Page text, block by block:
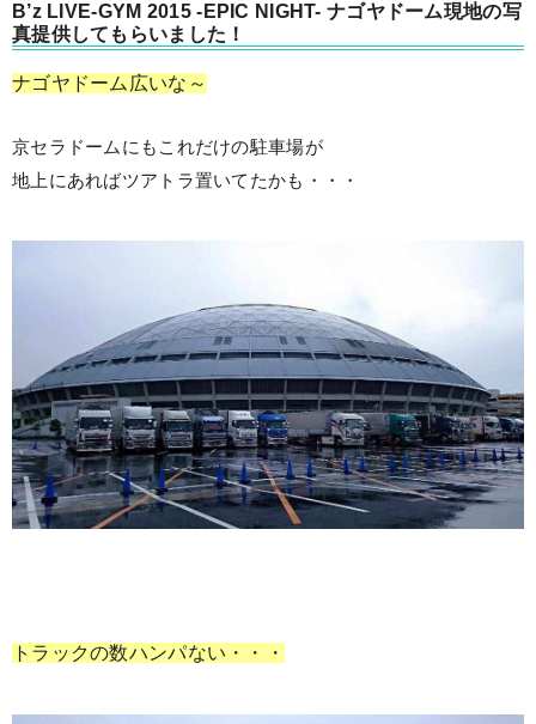
B’z LIVE-GYM 2015 -EPIC NIGHT- ナゴヤドーム現地の写
真提供してもらいました！
ナゴヤドーム広いな～
京セラドームにもこれだけの駐車場が
地上にあればツアトラ置いてたかも・・・
トラックの数ハンパない・・・